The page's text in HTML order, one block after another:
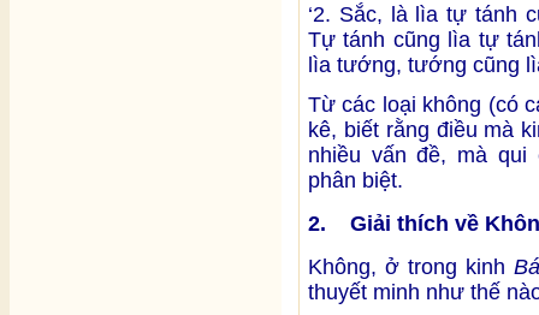
‘2. Sắc, là lìa tự tánh
Tự tánh cũng lìa tự
lìa tướng, tướng cũng
Từ các loại không (có
kê, biết rằng điều mà
nhiều vấn đề, mà
phân biệt.
2. Giải thích về
Không, ở trong kinh
thuyết minh như thế